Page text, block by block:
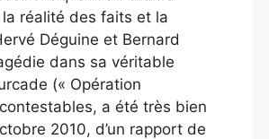
réalité des faits et la
Déguine et Bernard
dans sa véritable
(« Opération
a été très bien
2010, d’un rapport de